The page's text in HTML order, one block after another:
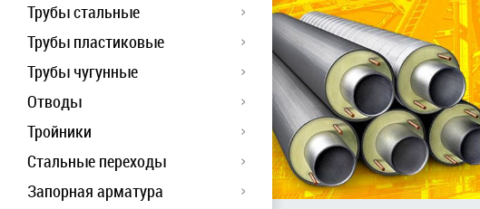
Трубы стальные
Трубы пластиковые
Трубы чугунные
Отводы
Тройники
Стальные переходы
Запорная арматура